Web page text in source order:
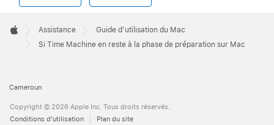
Footer

Apple
Assistance
Guide d’utilisation du Mac
Si Time Machine en reste à la phase de préparation sur Mac
Cameroun
Copyright © 2026 Apple Inc. Tous droits réservés.
Conditions d’utilisation
Plan du site